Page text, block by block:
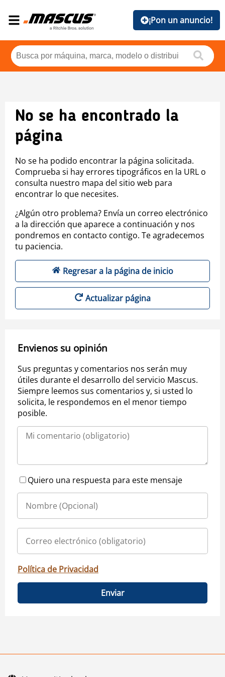
¡Pon un anuncio!
No se ha encontrado la
página
No se ha podido encontrar la página solicitada.
Comprueba si hay errores tipográficos en la URL o
consulta nuestro mapa del sitio web para
encontrar lo que necesites.
¿Algún otro problema? Envía un correo electrónico
a la dirección que aparece a continuación y nos
pondremos en contacto contigo. Te agradecemos
tu paciencia.
Regresar a la página de inicio
Actualizar página
Envienos su opinión
Sus preguntas y comentarios nos serán muy
útiles durante el desarrollo del servicio Mascus.
Siempre leemos sus comentarios y, si usted lo
solicita, le respondemos en el menor tiempo
posible.
Quiero una respuesta para este mensaje
Política de Privacidad
Enviar